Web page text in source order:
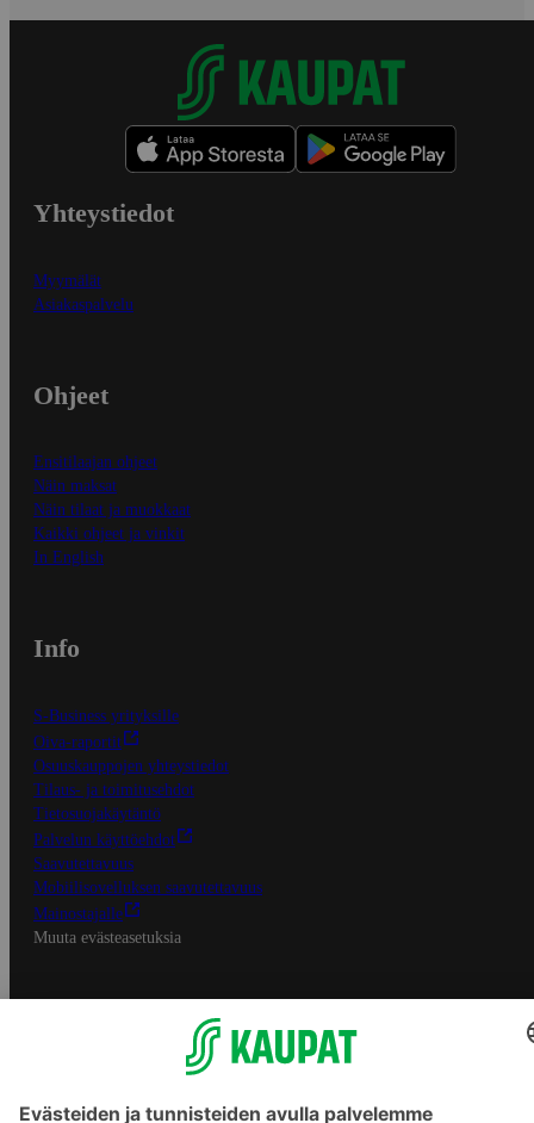
Yhteystiedot
Myymälät
Asiakaspalvelu
Ohjeet
Ensitilaajan ohjeet
Näin maksat
Näin tilaat ja muokkaat
Kaikki ohjeet ja vinkit
In English
Info
S-Business yrityksille
Oiva-raportit
Osuuskauppojen yhteystiedot
Tilaus- ja toimitusehdot
Tietosuojakäytäntö
Palvelun käyttöehdot
Saavutettavuus
Mobiilisovelluksen saavutettavuus
Mainostajalle
Muuta evästeasetuksia
S-ryhmän palvelut